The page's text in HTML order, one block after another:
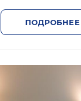
ПОДРОБНЕЕ